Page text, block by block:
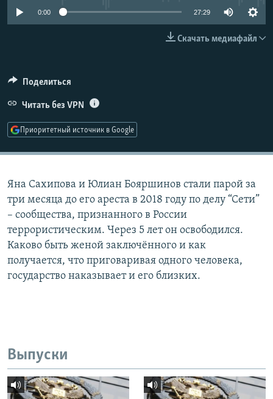
РАСПИСАНИЕ ВЕЩАНИЯ
0:00 27:29
Скачать медиафайл
Поделиться
Читать без VPN
Приоритетный источник в Google
Яна Сахипова и Юлиан Бояршинов стали парой за
три месяца до его ареста в 2018 году по делу “Сети”
– сообщества, признанного в России
террористическим. Через 5 лет он освободился.
Каково быть женой заключённого и как
получается, что приговаривая одного человека,
государство наказывает и его близких.
Выпуски